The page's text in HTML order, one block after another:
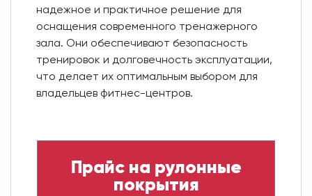
надежное и практичное решение для
оснащения современного тренажерного
зала. Они обеспечивают безопасность
тренировок и долговечность эксплуатации,
что делает их оптимальным выбором для
владельцев фитнес-центров.
Прайс на рулонные
покрытия